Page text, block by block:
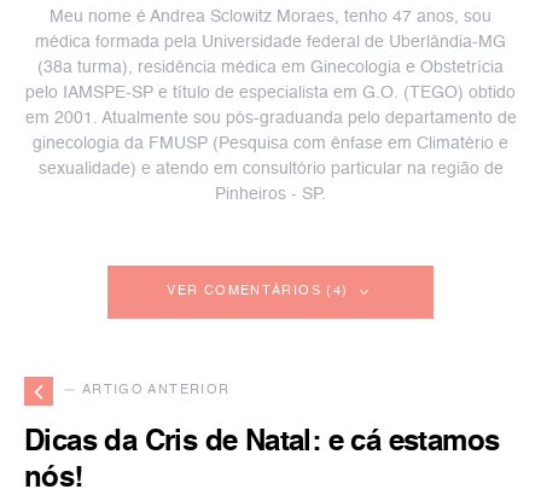
Meu nome é Andrea Sclowitz Moraes, tenho 47 anos, sou
médica formada pela Universidade federal de Uberlândia-MG
(38a turma), residência médica em Ginecologia e Obstetrícia
pelo IAMSPE-SP e título de especialista em G.O. (TEGO) obtido
em 2001. Atualmente sou pós-graduanda pelo departamento de
ginecologia da FMUSP (Pesquisa com ênfase em Climatério e
sexualidade) e atendo em consultório particular na região de
Pinheiros - SP.
VER COMENTÁRIOS (4)
— ARTIGO ANTERIOR
Dicas da Cris de Natal: e cá estamos
nós!